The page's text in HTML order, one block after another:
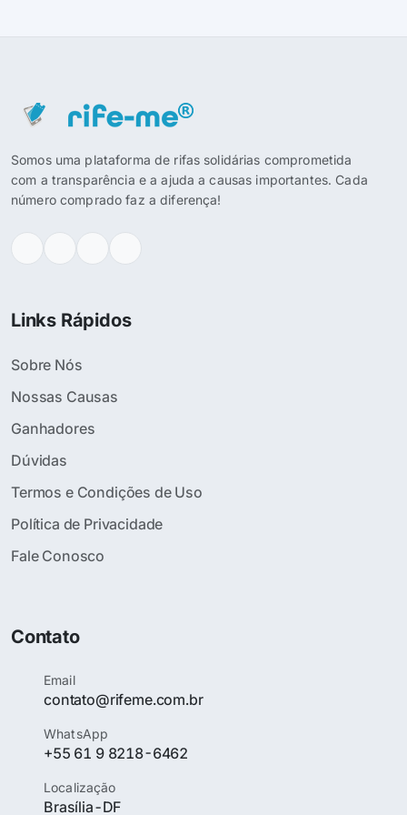
Somos uma plataforma de rifas solidárias comprometida
com a transparência e a ajuda a causas importantes. Cada
número comprado faz a diferença!
Links Rápidos
Sobre Nós
Nossas Causas
Ganhadores
Dúvidas
Termos e Condições de Uso
Política de Privacidade
Fale Conosco
Contato
Email
contato@rifeme.com.br
WhatsApp
+55 61 9 8218-6462
Localização
Brasília-DF